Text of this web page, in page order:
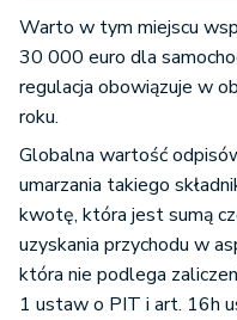
Warto w tym miejscu
30 000 euro dla
regulacja obowiązuje w
roku.
Globalna wartość
umarzania takiego
kwotę, która jest sumą
uzyskania przychodu w
która nie podlega
1 ustaw o PIT i art. 16h